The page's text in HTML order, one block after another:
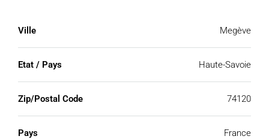
Ville Megève
Etat / Pays Haute-Savoie
Zip/Postal Code 74120
Pays France